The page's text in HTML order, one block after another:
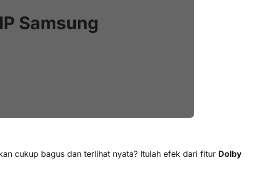
Samsung
cukup bagus dan terlihat nyata? Itulah efek dari fitur Dolby